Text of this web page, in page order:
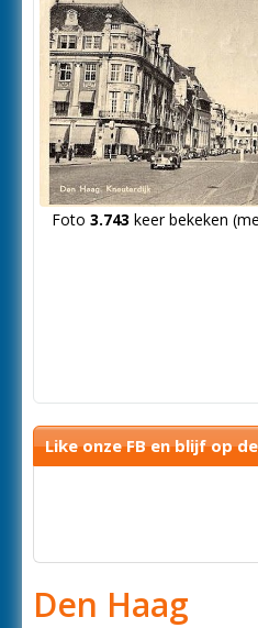
Foto 3.743 keer bekeken
Like onze FB en blijf op
Den Haag